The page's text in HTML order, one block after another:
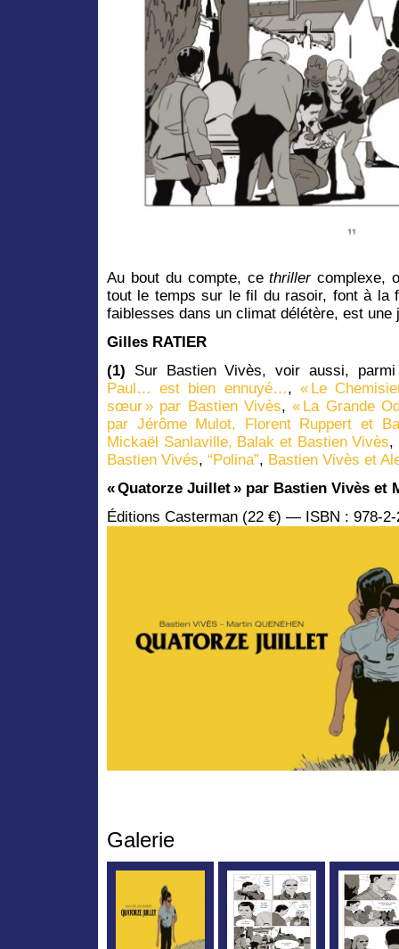
Au bout du compte, cethrillercomplexe,
tout le temps sur le fil du rasoir, font à la
faiblesses dans un climat délétère, est une
Gilles RATIER
(1) Sur Bastien Vivès, voir aussi,
Paul… est bien ennuyé…, « Le
sœur » par Bastien Vivès,« La Grande
par Jérôme Mulot, Florent Ruppert et
Mickaël Sanlaville, Balak et Bastien Vivès,
Bastien Vivés, “Polina”, Bastien Vivès et
« Quatorze Juillet » par Bastien Vivès et
Éditions Casterman (22 €) — ISBN : 978-2-
Galerie